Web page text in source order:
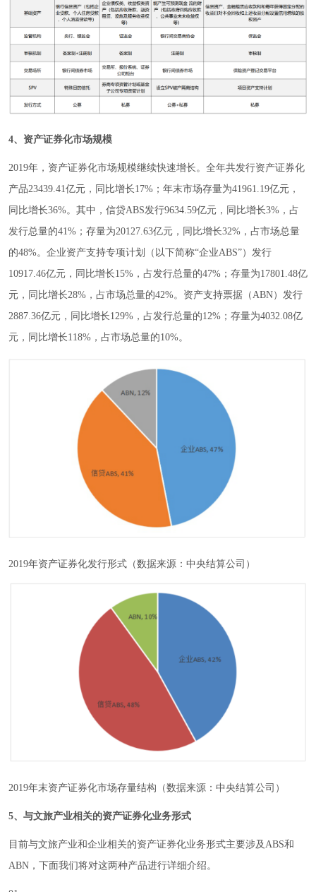
4、资产证券化市场规模
2019年，资产证券化市场规模继续快速增长。全年共发行资产证券化
产品23439.41亿元，同比增长17%；年末市场存量为41961.19亿元，
同比增长36%。其中，信贷ABS发行9634.59亿元，同比增长3%，占
发行总量的41%；存量为20127.63亿元，同比增长32%，占市场总量
的48%。企业资产支持专项计划（以下简称“企业ABS”）发行
10917.46亿元，同比增长15%，占发行总量的47%；存量为17801.48亿
元，同比增长28%，占市场总量的42%。资产支持票据（ABN）发行
2887.36亿元，同比增长129%，占发行总量的12%；存量为4032.08亿
元，同比增长118%，占市场总量的10%。
2019年资产证券化发行形式（数据来源：中央结算公司）
2019年末资产证券化市场存量结构（数据来源：中央结算公司）
5、与文旅产业相关的资产证券化业务形式
目前与文旅产业和企业相关的资产证券化业务形式主要涉及ABS和
ABN，下面我们将对这两种产品进行详细介绍。